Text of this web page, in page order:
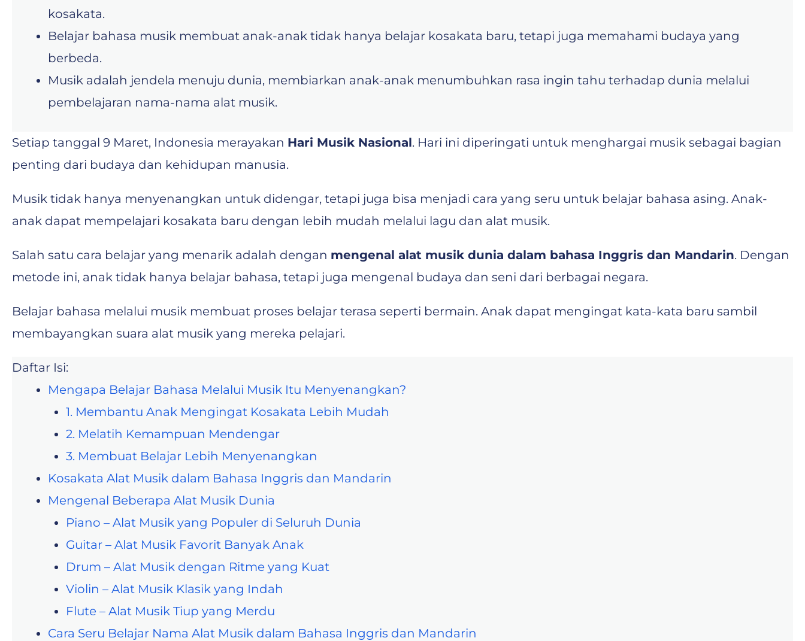
kosakata.
Belajar bahasa musik membuat anak-anak tidak hanya belajar kosakata baru, tetapi juga memahami budaya yang
berbeda.
Musik adalah jendela menuju dunia, membiarkan anak-anak menumbuhkan rasa ingin tahu terhadap dunia melalui
pembelajaran nama-nama alat musik.
Setiap tanggal 9 Maret, Indonesia merayakan Hari Musik Nasional. Hari ini diperingati untuk menghargai musik sebagai bagian
penting dari budaya dan kehidupan manusia.
Musik tidak hanya menyenangkan untuk didengar, tetapi juga bisa menjadi cara yang seru untuk belajar bahasa asing. Anak-
anak dapat mempelajari kosakata baru dengan lebih mudah melalui lagu dan alat musik.
Salah satu cara belajar yang menarik adalah dengan mengenal alat musik dunia dalam bahasa Inggris dan Mandarin. Dengan
metode ini, anak tidak hanya belajar bahasa, tetapi juga mengenal budaya dan seni dari berbagai negara.
Belajar bahasa melalui musik membuat proses belajar terasa seperti bermain. Anak dapat mengingat kata-kata baru sambil
membayangkan suara alat musik yang mereka pelajari.
Daftar Isi:
Mengapa Belajar Bahasa Melalui Musik Itu Menyenangkan?
1. Membantu Anak Mengingat Kosakata Lebih Mudah
2. Melatih Kemampuan Mendengar
3. Membuat Belajar Lebih Menyenangkan
Kosakata Alat Musik dalam Bahasa Inggris dan Mandarin
Mengenal Beberapa Alat Musik Dunia
Piano – Alat Musik yang Populer di Seluruh Dunia
Guitar – Alat Musik Favorit Banyak Anak
Drum – Alat Musik dengan Ritme yang Kuat
Violin – Alat Musik Klasik yang Indah
Flute – Alat Musik Tiup yang Merdu
Cara Seru Belajar Nama Alat Musik dalam Bahasa Inggris dan Mandarin